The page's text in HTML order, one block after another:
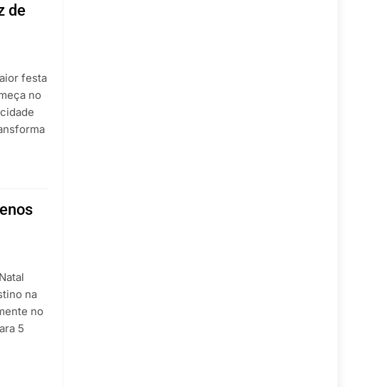
de
festa
no
na
no
5